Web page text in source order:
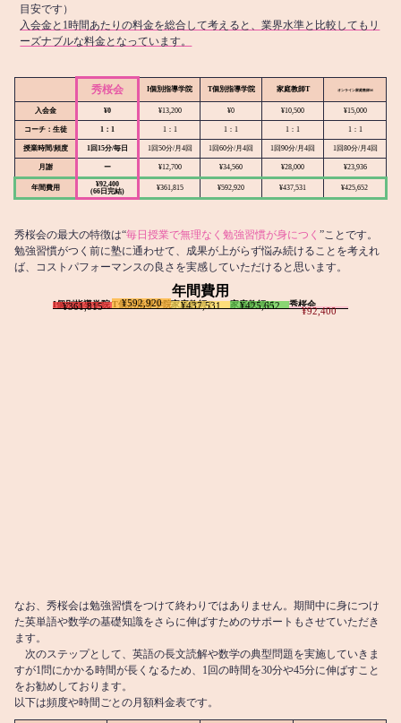
目安です）
入会金と1時間あたりの料金を総合して考えると、業界水準と比較してもリ
ーズナブルな料金となっています。
秀桜会 I個別指導学院 T個別指導学院 家庭教師T オンライン家庭教師M
入会金 ¥0 ¥13,200 ¥0 ¥10,500 ¥15,000
コーチ：生徒 1：1 1：1 1：1 1：1 1：1
授業時間/頻度 1回15分/毎日 1回50分/月4回 1回60分/月4回 1回90分/月4回 1回80分/月4回
月謝 ー ¥12,700 ¥34,560 ¥28,000 ¥23,936
年間費用
¥92,400
(66日完結)
¥361,815 ¥592,920 ¥437,531 ¥425,652
秀桜会の最大の特徴は“毎日授業で無理なく勉強習慣が身につく ”ことです。
勉強習慣がつく前に塾に通わせて、成果が上がらず悩み続けることを考えれ
ば、コストパフォーマンスの良さを実感していただけると思います。
年間費用
I個別指導学院
¥361,815 T個別指導学院
¥592,920 家庭教師T
¥437,531 家庭教師M
¥425,652 秀桜会
¥92,400
なお、秀桜会は勉強習慣をつけて終わりではありません。期間中に身につけ
た英単語や数学の基礎知識をさらに伸ばすためのサポートもさせていただき
ます。
次のステップとして、英語の長文読解や数学の典型問題を実施していきま
すが1問にかかる時間が長くなるため、1回の時間を30分や45分に伸ばすこと
をお勧めしております。
以下は頻度や時間ごとの月額料金表です。